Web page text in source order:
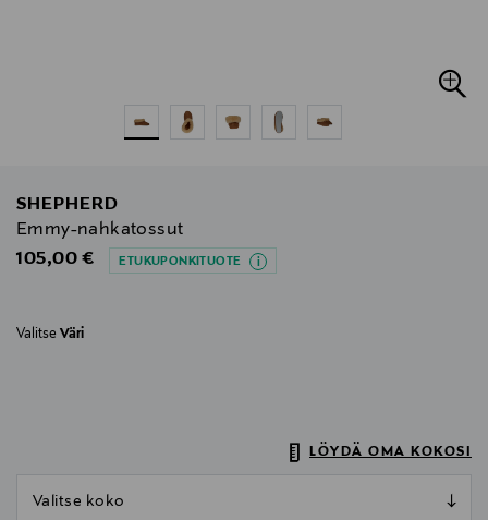
SHEPHERD
Emmy-nahkatossut
Original Price
105,00 € ETUKUPONKITUOTE
Valitse Väri
LÖYDÄ OMA KOKOSI